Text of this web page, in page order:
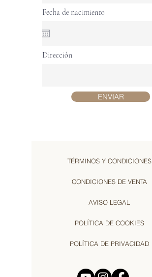
Fecha de nacimiento
Dirección
ENVIAR
TÉRMINOS Y CONDICIONES
CONDICIONES DE VENTA
AVISO LEGAL
POLÍTICA DE COOKIES
POLÍTICA DE PRIVACIDAD